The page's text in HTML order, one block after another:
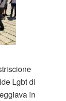
Lgbt di
in